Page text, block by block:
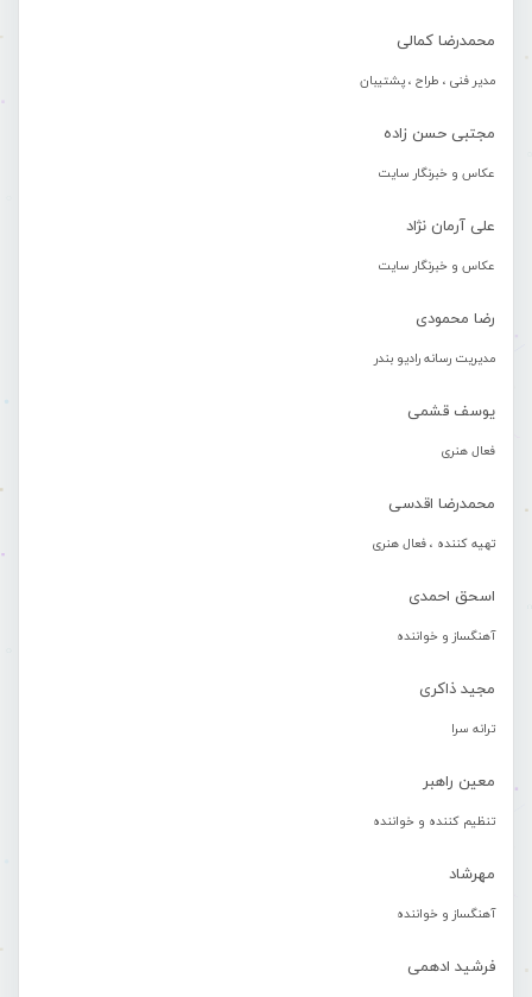
محمدرضا کمالی
مدیر فنی ، طراح ، پشتیبان
مجتبی حسن زاده
عکاس و خبرنگار سایت
علی آرمان نژاد
عکاس و خبرنگار سایت
رضا محمودی
مدیریت رسانه رادیو بندر
یوسف قشمی
فعال هنری
محمدرضا اقدسی
تهیه کننده ، فعال هنری
اسحق احمدی
آهنگساز و خواننده
مجید ذاکری
ترانه سرا
معین راهبر
تنظیم کننده و خواننده
مهرشاد
آهنگساز و خواننده
فرشید ادهمی